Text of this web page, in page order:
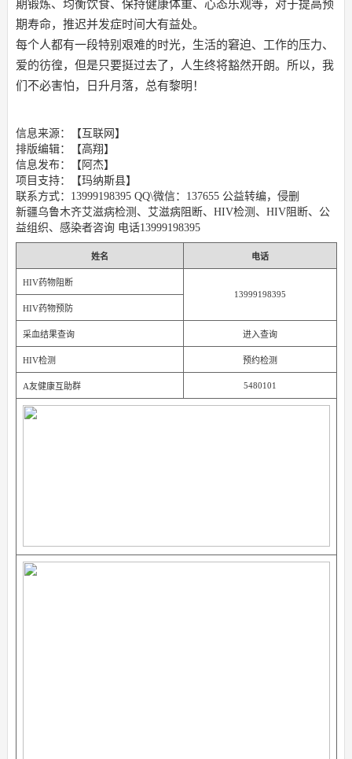
期锻炼、均衡饮食、保持健康体重、心态乐观等，对于提高预
期寿命，推迟并发症时间大有益处。
每个人都有一段特别艰难的时光，生活的窘迫、工作的压力、
爱的彷徨，但是只要挺过去了，人生终将豁然开朗。所以，我
们不必害怕，日升月落，总有黎明！
信息来源：【互联网】
排版编辑：【高翔】
信息发布：【阿杰】
项目支持：【玛纳斯县】
联系方式：13999198395 QQ\微信：137655 公益转编，侵删
新疆乌鲁木齐艾滋病检测、艾滋病阻断、HIV检测、HIV阻断、公
益组织、感染者咨询 电话13999198395
姓名 电话
HIV药物阻断
13999198395
HIV药物预防
采血结果查询 进入查询
HIV检测 预约检测
A友健康互助群 5480101